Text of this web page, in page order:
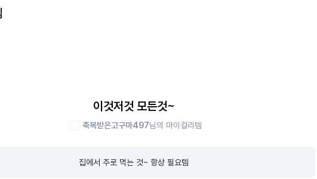
이것저것 모든것~
축복받은고구마497님의 마이컬리템
집에서 주로 먹는 것~ 항상 필요템